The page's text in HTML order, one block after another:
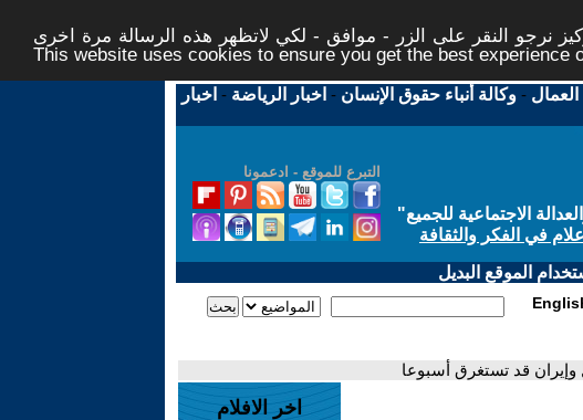
نرجو النقر على الزر - موافق - لكي لاتظهر هذه الرسالة مرة اخرى -
This website uses cookies to ensure you get the best experience
العمال -وكالة أنباء حقوق الإنسان - اخبار الرياضة - اخبار
التبرع للموقع - ادعمونا
الاجتماعية للجميع"
في الفكر والثقافة
الموقع البديل
وإيران قد تستغرق أسبوعا
اخر الافلام